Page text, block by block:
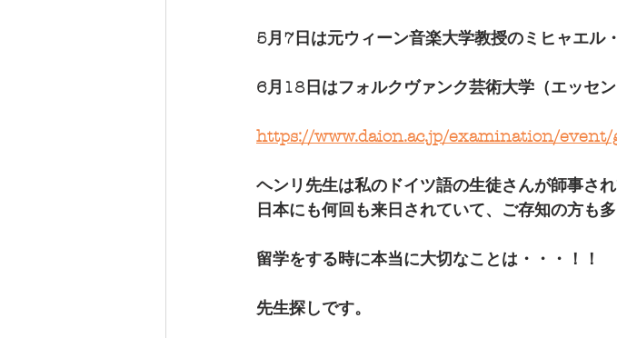
5月7日は元ウィーン音楽大学教授のミヒャエル
6月18日はフォルクヴァンク芸術大学（エッセ
https://www.daion.ac.jp/examination/
ヘンリ先生は私のドイツ語の生徒さんが師事さ
日本にも何回も来日されていて、ご存知の方も多
留学をする時に本当に大切なことは・・・！！
先生探しです。